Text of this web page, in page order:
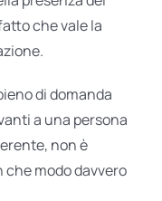
che vale la
di domanda
a una persona
non è
che modo davvero